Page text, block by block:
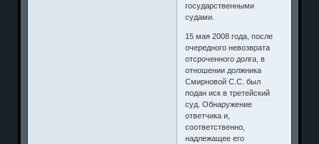
государственными
судами.
15 мая 2008 года, после
очередного невозврата
отсроченного долга, в
отношении должника
Смирновой С.С. был
подан иск в третейский
суд. Обнаружение
ответчика и,
соответственно,
надлежащее его